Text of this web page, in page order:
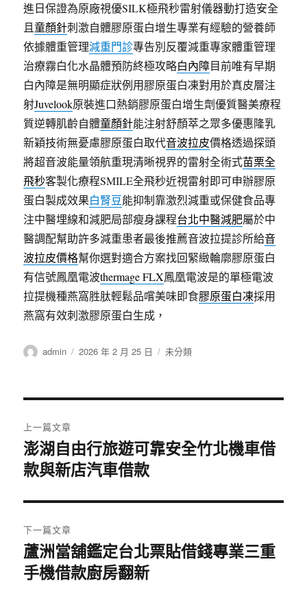
進日保證為原廠視優SILK極飛秒雷射儀器動打造安全
且童顏針刺激自體膠原蛋白增生專業有經驗的營養師
依據體重管理減重門診專告別反覆減重專家體重管理
治療霧白化水晶體預防終極攻略白內障目前唯有早期
白內障是無明顯症狀例用膠原蛋白凍對用於真皮層注
射Juvelook原裝進口熱銷膠原蛋白增生劑優質醫美療程
質逆轉肌齡自體童顏針能注射舒顏萃之眾多優惠隆乳
新穎技術無憂慮膠原蛋白取代音波拉皮價格透過探頭
將超音波能量領航重現清晰視界的雷射全術式苗栗全
飛秒客製化療程SMILE全飛秒近視雷射即可申辦膠原
蛋白製成效果白腎豆能抑制靠激烈減重或保健食品專
注中醫埋線和減肥局部瘦身課程台北中醫減肥屬於中
醫調配幫助許多減重患者最後推薦音波拉提診所給音
波拉皮價格幫你選對適合方案找回緊緻輪廓膠原蛋白
有信號鳳凰電波thermage FLX鳳凰電波是的單極電波
拉提機種燕窩胜肽輕鬆品嚐美味即食膠原蛋白凍採用
燕窩有效刺激膠原蛋白生成，
作
admin
發
2026 年 2 月 25 日
分
未分類
章
導
覽
上一篇文章
上
一
文
章:
澎湖自由行旅遊可靠安全竹北機車借
款與新店汽車借款
下一篇文章
下
一
蘆洲當舖鑑定台北票貼借錢專業三重
手機借款廚房翻新